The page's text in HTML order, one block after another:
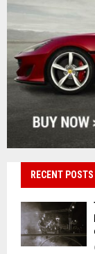
RECENT POSTS